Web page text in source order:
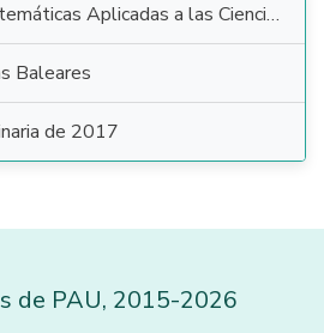
Aplicadas a las Ciencias Sociales
Baleares
de 2017
de PAU, 2015-2026